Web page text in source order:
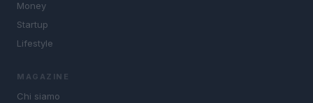
Money
Startup
Lifestyle
MAGAZINE
Chi siamo